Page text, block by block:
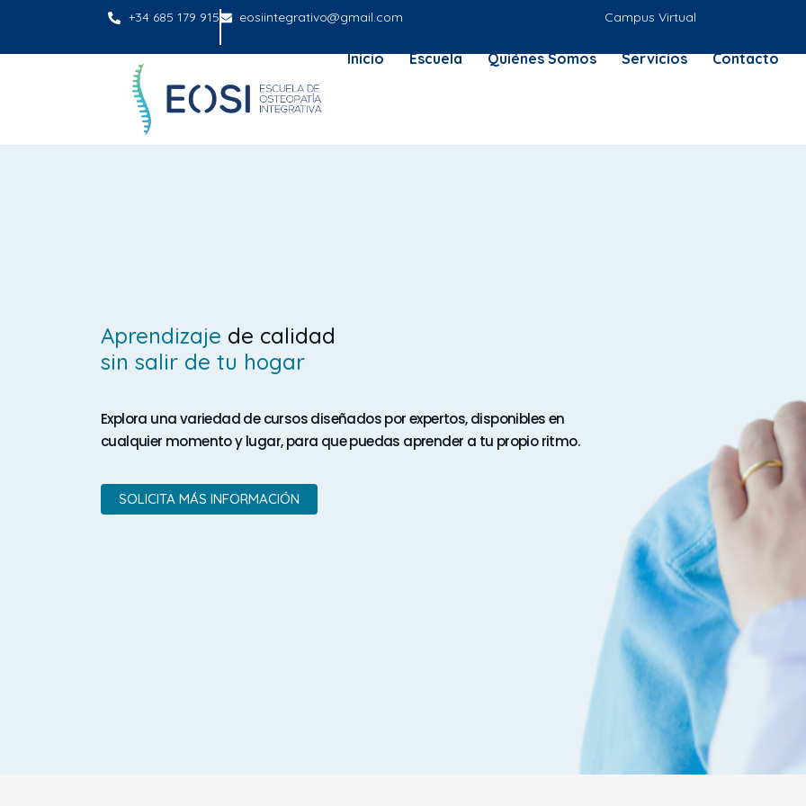
+34 685 179 915 eosiintegrativo@gmail.com Campus Virtual
Inicio Escuela Quiénes Somos Servicios Contacto
Aprendizaje Rápido
sin salir de tu hogar
Explora una variedad de cursos diseñados por expertos, disponibles en
cualquier momento y lugar, para que puedas aprender a tu propio ritmo.
SOLICITA MÁS INFORMACIÓN